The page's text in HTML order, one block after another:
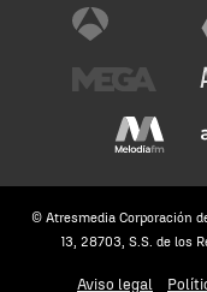
© Atresmedia Corporación
13, 28703, S.S. de los
Aviso legal